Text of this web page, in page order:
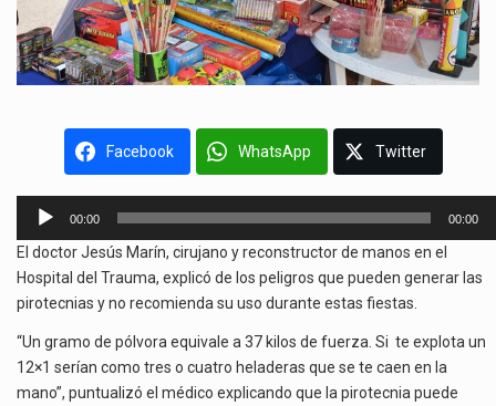
Facebook WhatsApp Twitter
Reproductor
audio
00:00 00:00
El doctor Jesús Marín, cirujano y reconstructor de manos en el
Hospital del Trauma, explicó de los peligros que pueden generar las
pirotecnias y no recomienda su uso durante estas fiestas.
“Un gramo de pólvora equivale a 37 kilos de fuerza. Si te explota un
12×1 serían como tres o cuatro heladeras que se te caen en la
mano”, puntualizó el médico explicando que la pirotecnia puede